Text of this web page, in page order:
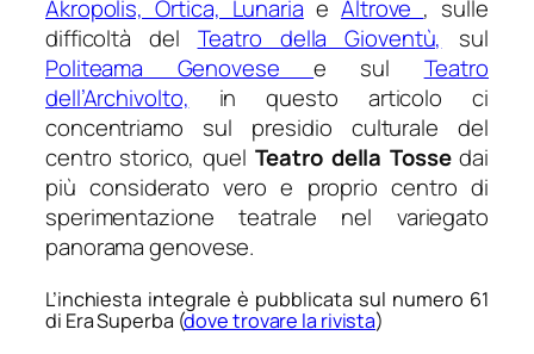
Akropolis, Ortica, Lunaria eAltrove , sulle
difficoltà del Teatro della Gioventù, sul
Politeama Genovesee sul Teatro
dell’Archivolto, in questo articolo ci
concentriamo sul presidio culturale del
centro storico, quel Teatro della Tossedai
più considerato vero e proprio centro di
sperimentazione teatrale nel variegato
panorama genovese.
L’inchiesta integrale è pubblicata sul numero 61
di Era Superba (dove trovare la rivista)